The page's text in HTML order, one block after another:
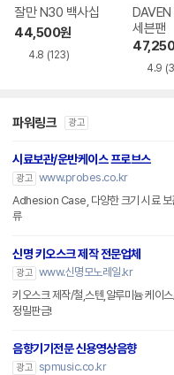
잘만 N30 백사십
44,500원
4.8 (123)
세븐팬
47,250
4.9
파워링크 광고
시료보관/운반케이스 프로브스
광고 www.probes.co.kr
Adhesion Case, 다양한 크기 시료 보
류
신명 키오스크 제작 전문업체
광고 www.신명모노레일.kr
키오스크 제작/철,스텐,알루미늄 케이
정밀판금!
음향기기전문 신용영상음향
광고 spmusic.co.kr